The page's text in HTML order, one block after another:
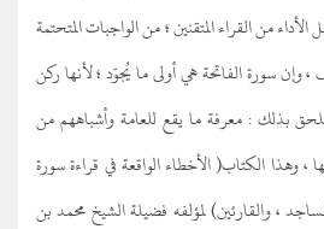
من القراء المتقنين ؛ من الواجبات المتحتمة
وإن سورة الفاتحة هي أولى ما يُجوّد ؛ لأنها ركن
بذلك : معرفة ما يقع للعامة وأشباههم من
، وهذا الكتاب( الأخطاء الواقعة في قراءة سورة
، والقارئين) لمؤلفه فضيلة الشيخ محمد بن